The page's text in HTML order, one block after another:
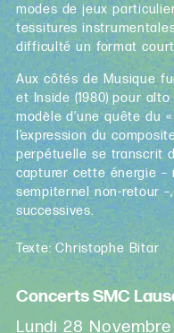
modes de jeux
tessitures
difficulté un format
Aux côtés de Musique
et Inside (1980) pour
modèle d’une quête du
l’expression du
perpétuelle se transcrit
capturer cette énergie –
sempiternel non-retour
successives.
Texte: Christophe Bitar
Concerts SMC
Lundi 28